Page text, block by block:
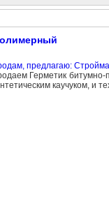
предлагаю:
Герметик
каучуком, и